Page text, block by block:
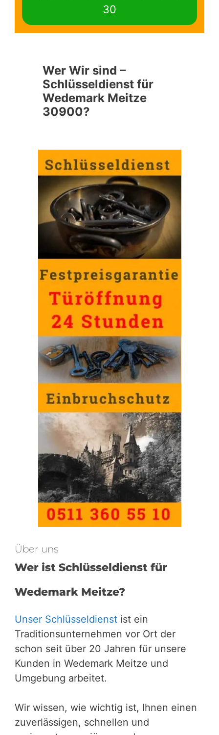
30
Wer Wir sind –
Schlüsseldienst für
Wedemark Meitze
30900?
Über uns
Wer ist Schlüsseldienst für
Wedemark Meitze?
Unser Schlüsseldienst ist ein
Traditionsunternehmen vor Ort der
schon seit über 20 Jahren für unsere
Kunden in Wedemark Meitze und
Umgebung arbeitet.
Wir wissen, wie wichtig ist, Ihnen einen
zuverlässigen, schnellen und